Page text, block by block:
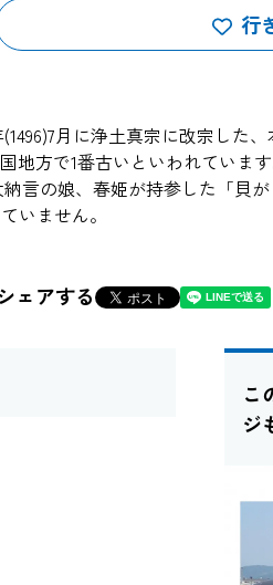
行
月に浄土真宗に改宗した
方で1番古いといわれていま
言の娘、春姫が持参した「貝
いません。
ェアする
こ
ジ